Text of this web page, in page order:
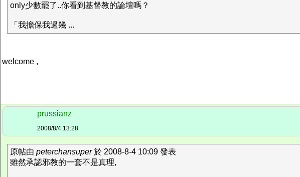
only少數罷了..你看到基督教的論壇嗎？
「我擔保我過幾 ...
welcome ,
prussianz
2008/8/4 13:28
原帖由 peterchansuper於 2008-8-4 10:09 發表
雖然承認邪教的一套不是真理,